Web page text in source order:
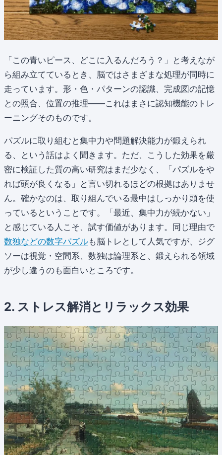
「この青いピース、どこに入るんだろう？」と考えなが
ら組み立てているとき、脳ではさまざまな処理が同時に
走っています。形・色・パターンの認識、完成図の記憶
との照合、位置の推理——これはまさに認知機能のトレ
ーニングそのものです。
パズルに取り組むと集中力や問題解決能力が鍛えられ
る、という話はよく聞きます。ただ、こうした効果を厳
密に検証した質の高い研究はまだ少なく、「パズルをや
れば頭が良くなる」と言い切れるほどの根拠はありませ
ん。確かなのは、取り組んでいる最中はしっかり頭を使
っているということです。「最近、集中力が続かない」
と感じている人こそ、試す価値があります。同じ理由で
数独などの数字パズルも脳トレとして人気ですが、ジグ
ソーは視覚・空間系、数独は論理系と、鍛えられる領域
が少し違うのも面白いところです。
2. ストレス解消とリラックス効果